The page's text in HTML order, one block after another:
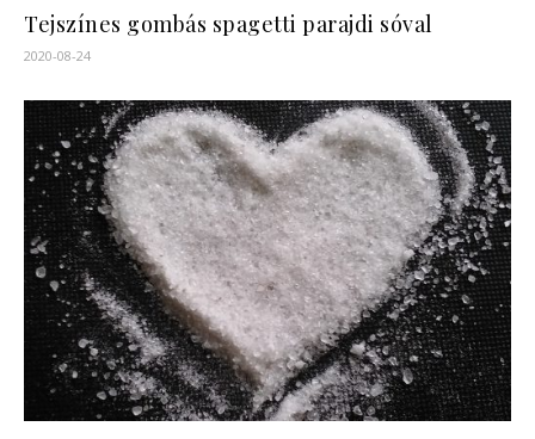
Tejszínes gombás spagetti parajdi sóval
2020-08-24